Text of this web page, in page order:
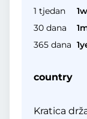
1 tjedan
30 dana
365 dana
country
Kratica